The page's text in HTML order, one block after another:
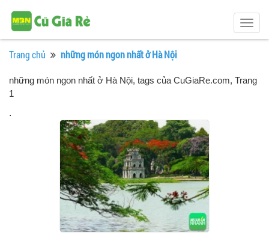
Trang chủ những món ngon nhất ở Hà Nội
những món ngon nhất ở Hà Nội, tags của CuGiaRe.com, Trang
1
.